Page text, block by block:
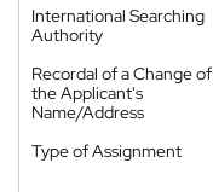
International Searching
Authority
Recordal of a Change of
the Applicant's
Name/Address
Type of Assignment